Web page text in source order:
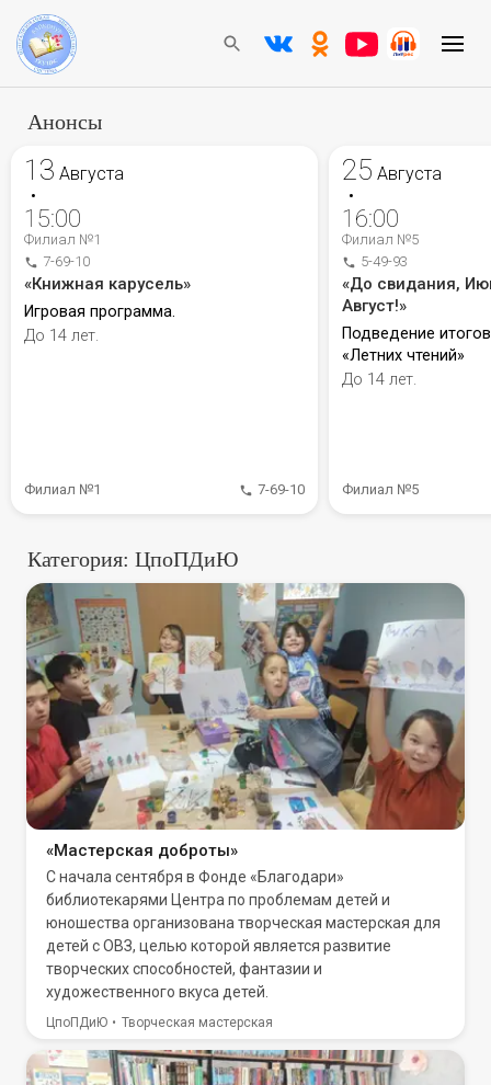
Анонсы
13 Августа
•
15:00
Филиал №1
7-69-10
«Книжная карусель»
Игровая программа.
До 14 лет.
Филиал №1 7-69-10
25 Августа
•
16:00
Филиал №5
5-49-93
«До свидания,
Август!»
Подведение
«Летних чтений»
До 14 лет.
Филиал №5
Категория: ЦпоПДиЮ
«Мастерская доброты»
С начала сентября в Фонде «Благодари»
библиотекарями Центра по проблемам детей и
юношества организована творческая мастерская для
детей с ОВЗ, целью которой является развитие
творческих способностей, фантазии и
художественного вкуса детей.
ЦпоПДиЮ Творческая мастерская